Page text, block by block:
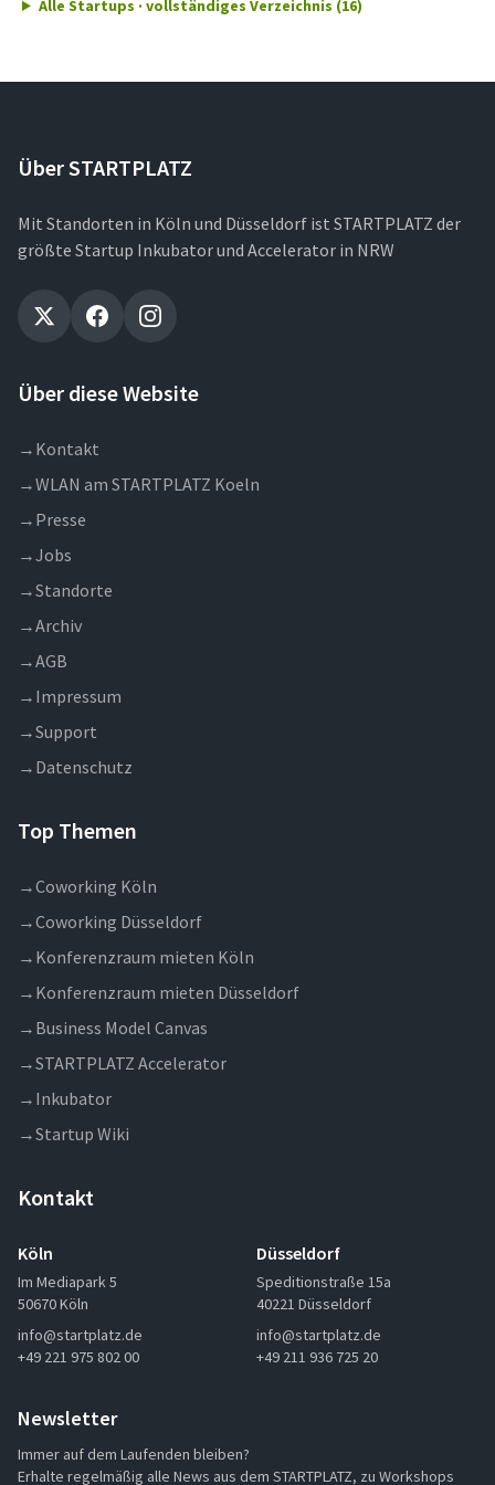
Alle Startups · vollständiges Verzeichnis (16)
Über STARTPLATZ
Mit Standorten in Köln und Düsseldorf ist STARTPLATZ der
größte Startup Inkubator und Accelerator in NRW
Über diese Website
→ Kontakt
→WLAN am STARTPLATZ Koeln
→ Presse
→Jobs
→Standorte
→Archiv
→AGB
→ Impressum
→Support
→ Datenschutz
Top Themen
→Coworking Köln
→Coworking Düsseldorf
→ Konferenzraum mieten Köln
→ Konferenzraum mieten Düsseldorf
→ Business Model Canvas
→STARTPLATZ Accelerator
→ Inkubator
→Startup Wiki
Kontakt
Köln
Im Mediapark 5
50670 Köln
info@startplatz.de
+49 221 975 802 00
Düsseldorf
Speditionstraße 15a
40221 Düsseldorf
info@startplatz.de
+49 211 936 725 20
Newsletter
Immer auf dem Laufenden bleiben?
Erhalte regelmäßig alle News aus dem STARTPLATZ, zu Workshops